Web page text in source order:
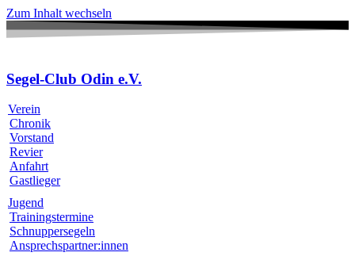
Zum Inhalt wechseln
Segel-Club Odin e.V.
Verein
Chronik
Vorstand
Revier
Anfahrt
Gastlieger
Jugend
Trainingstermine
Schnuppersegeln
Ansprechspartner:innen